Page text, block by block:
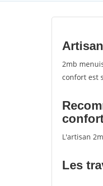
2mb
confort est
L'artisan
Les